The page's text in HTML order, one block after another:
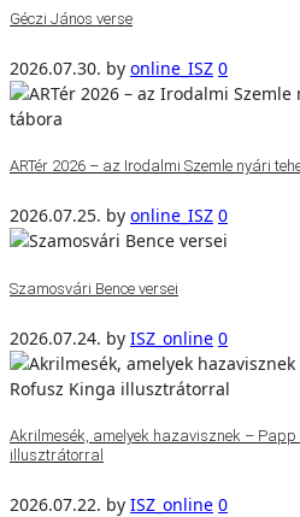
Géczi János verse
2026.07.30. by online_ISZ 0
ARTér 2026 – az Irodalmi Szemle nyári
2026.07.25. by online_ISZ 0
Szamosvári Bence versei
2026.07.24. by ISZ_online 0
Akrilmesék, amelyek hazavisznek –
illusztrátorral
2026.07.22. by ISZ_online 0